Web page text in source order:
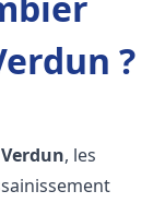
?
Verdun, les